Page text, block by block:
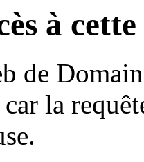
à
de
la